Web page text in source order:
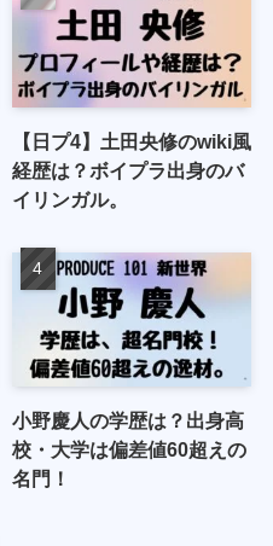
【日プ4】土田央修のwiki風
経歴は？ボイプラ出身のバ
イリンガル。
小野慶人の学歴は？出身高
校・大学は偏差値60超えの
名門！